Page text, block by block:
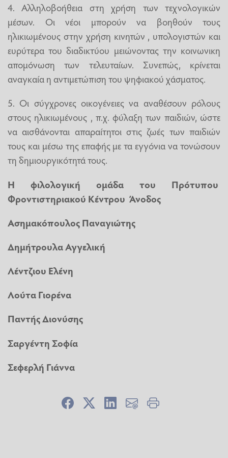
4. Αλληλοβοήθεια στη χρήση των τεχνολογικών
μέσων. Οι νέοι μπορούν να βοηθούν τους
ηλικιωμένους στην χρήση κινητών , υπολογιστών και
ευρύτερα του διαδικτύου μειώνοντας την κοινωνικη
απομόνωση των τελευταίων. Συνεπώς, κρίνεται
αναγκαία η αντιμετώπιση του ψηφιακού χάσματος.
5. Οι σύγχρονες οικογένειες να αναθέσουν ρόλους
στους ηλικιωμένους , π.χ. φύλαξη των παιδιών, ώστε
να αισθάνονται απαραίτητοι στις ζωές των παιδιών
τους και μέσω της επαφής με τα εγγόνια να τονώσουν
τη δημιουργικότητά τους.
Η φιλολογική ομάδα του Πρότυπου
Φροντιστηριακού Κέντρου Άνοδος
Ασημακόπουλος Παναγιώτης
Δημήτρουλα Αγγελική
Λέντζιου Ελένη
Λούτα Γιορένα
Παντής Διονύσης
Σαργέντη Σοφία
Σεφερλή Γιάννα